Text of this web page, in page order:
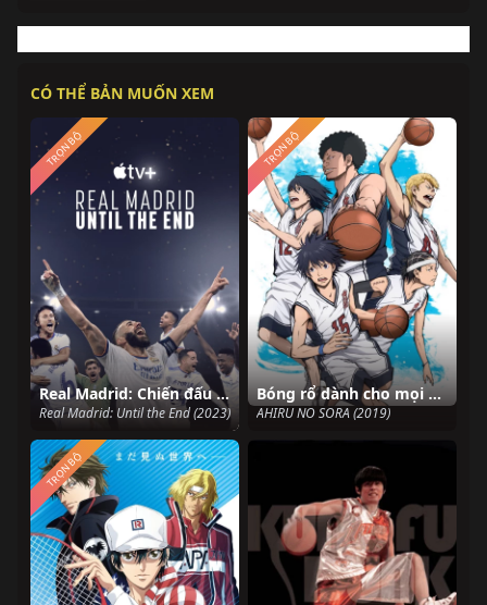
CÓ THỂ BẢN MUỐN XEM
Real Madrid: Chiến đấu đến phút cuối cùng
Real Madrid: Until the End (2023)
TRỌN BỘ
Bóng rổ dành cho mọi người
AHIRU NO SORA (2019)
TRỌN BỘ
TRỌN BỘ